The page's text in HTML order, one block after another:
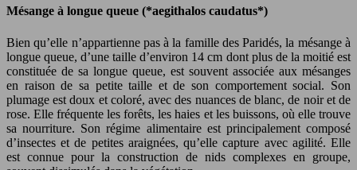
Mésange à longue queue (*aegithalos caudatus*)
Bien qu’elle n’appartienne pas à la famille des Paridés, la mésange à
longue queue, d’une taille d’environ 14 cm dont plus de la moitié est
constituée de sa longue queue, est souvent associée aux mésanges
en raison de sa petite taille et de son comportement social. Son
plumage est doux et coloré, avec des nuances de blanc, de noir et de
rose. Elle fréquente les forêts, les haies et les buissons, où elle trouve
sa nourriture. Son régime alimentaire est principalement composé
d’insectes et de petites araignées, qu’elle capture avec agilité. Elle
est connue pour la construction de nids complexes en groupe,